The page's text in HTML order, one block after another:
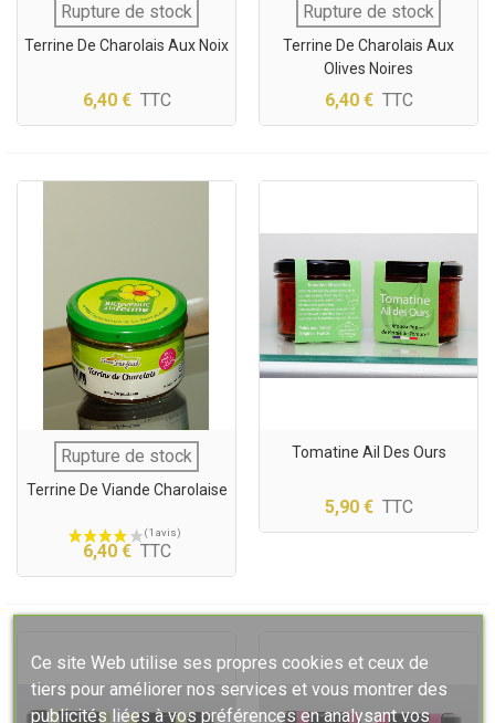
Rupture de stock
Terrine De Charolais Aux Noix
6,40 € TTC
Rupture de stock
Terrine De Charolais Aux
Olives Noires
6,40 € TTC
Rupture de stock
Terrine De Viande Charolaise
6,40 € TTC
Tomatine Ail Des Ours
5,90 € TTC
Ce site Web utilise ses propres cookies et ceux de
tiers pour améliorer nos services et vous montrer des
publicités liées à vos préférences en analysant vos